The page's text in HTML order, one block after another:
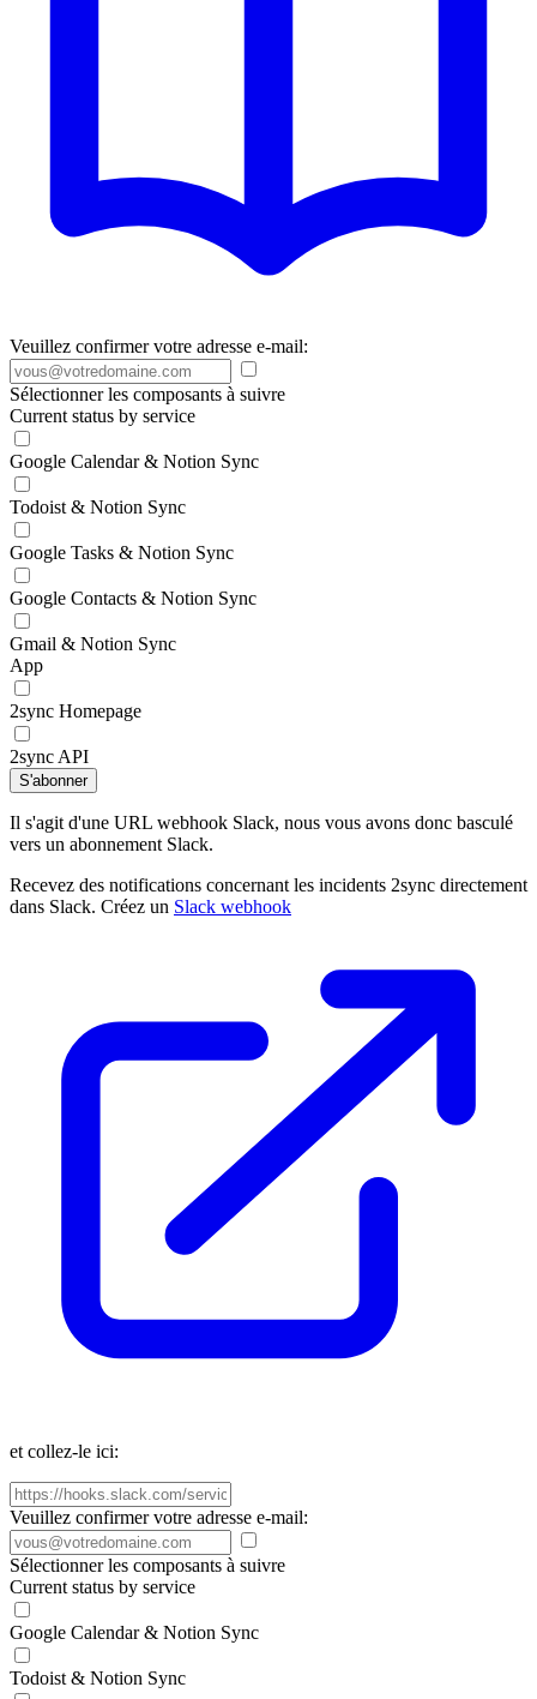
Veuillez confirmer votre adresse e-mail:
Sélectionner les composants à suivre
Current status by service
Google Calendar & Notion Sync
Todoist & Notion Sync
Google Tasks & Notion Sync
Google Contacts & Notion Sync
Gmail & Notion Sync
App
2sync Homepage
2sync API
S'abonner
Il s'agit d'une URL webhook Slack, nous vous avons donc basculé
vers un abonnement Slack.
Recevez des notifications concernant les incidents 2sync directement
dans Slack. Créez un Slack webhook
et collez-le ici:
Veuillez confirmer votre adresse e-mail:
Sélectionner les composants à suivre
Current status by service
Google Calendar & Notion Sync
Todoist & Notion Sync